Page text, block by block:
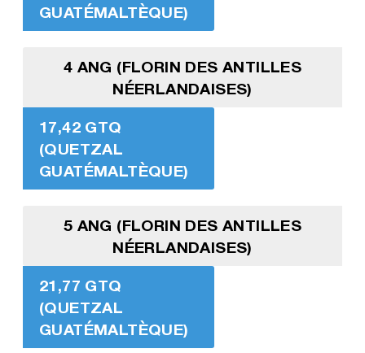
GUATÉMALTÈQUE)
4 ANG (FLORIN DES ANTILLES
NÉERLANDAISES)
17,42 GTQ
(QUETZAL
GUATÉMALTÈQUE)
5 ANG (FLORIN DES ANTILLES
NÉERLANDAISES)
21,77 GTQ
(QUETZAL
GUATÉMALTÈQUE)